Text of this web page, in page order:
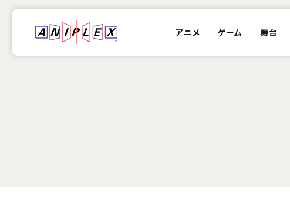
アニメ ゲーム 舞台